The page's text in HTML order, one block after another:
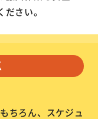
さい。
ちろん、スケジュ